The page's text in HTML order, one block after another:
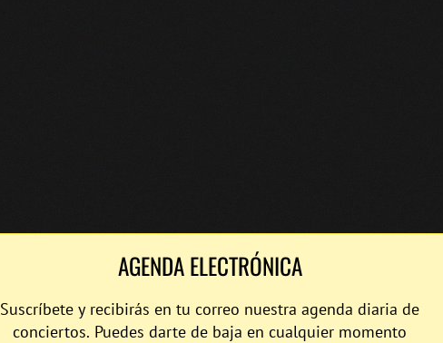
AGENDA ELECTRÓNICA
Suscríbete y recibirás en tu correo nuestra agenda diaria de
conciertos. Puedes darte de baja en cualquier momento